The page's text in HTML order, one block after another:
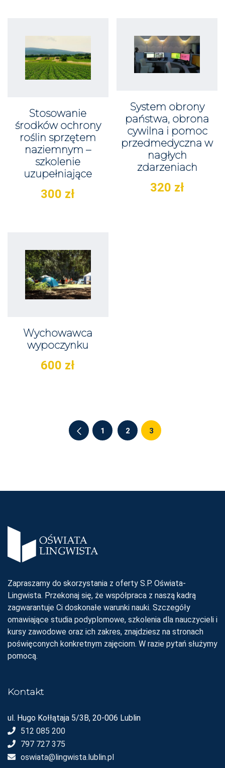
Stosowanie
środków ochrony
roślin sprzętem
naziemnym –
szkolenie
uzupełniające
300 zł
System obrony
państwa, obrona
cywilna i pomoc
przedmedyczna w
nagłych
zdarzeniach
320 zł
Wychowawca
wypoczynku
600 zł
1 2 3
Zapraszamy do skorzystania z oferty S.P. Oświata-
Lingwista. Przekonaj się, że współpraca z naszą kadrą
zagwarantuje Ci doskonałe warunki nauki. Szczegóły
omawiające studia podyplomowe, szkolenia dla nauczycieli i
kursy zawodowe oraz ich zakres, znajdziesz na stronach
poświęconych konkretnym zajęciom. W razie pytań służymy
pomocą.
Kontakt
ul. Hugo Kołłątaja 5/3B, 20-006 Lublin
512 085 200
797 727 375
oswiata@lingwista.lublin.pl